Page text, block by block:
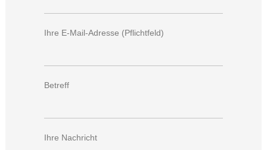
Ihre E-Mail-Adresse (Pflichtfeld)
Betreff
Ihre Nachricht